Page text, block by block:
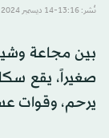
نُشر: 13:16-14 ديسمبر 2024 م ـ 13 جمادى الآخرة 1446 هـ
بين مجاعة
صغيراً، يقع
يرحم، وقوات